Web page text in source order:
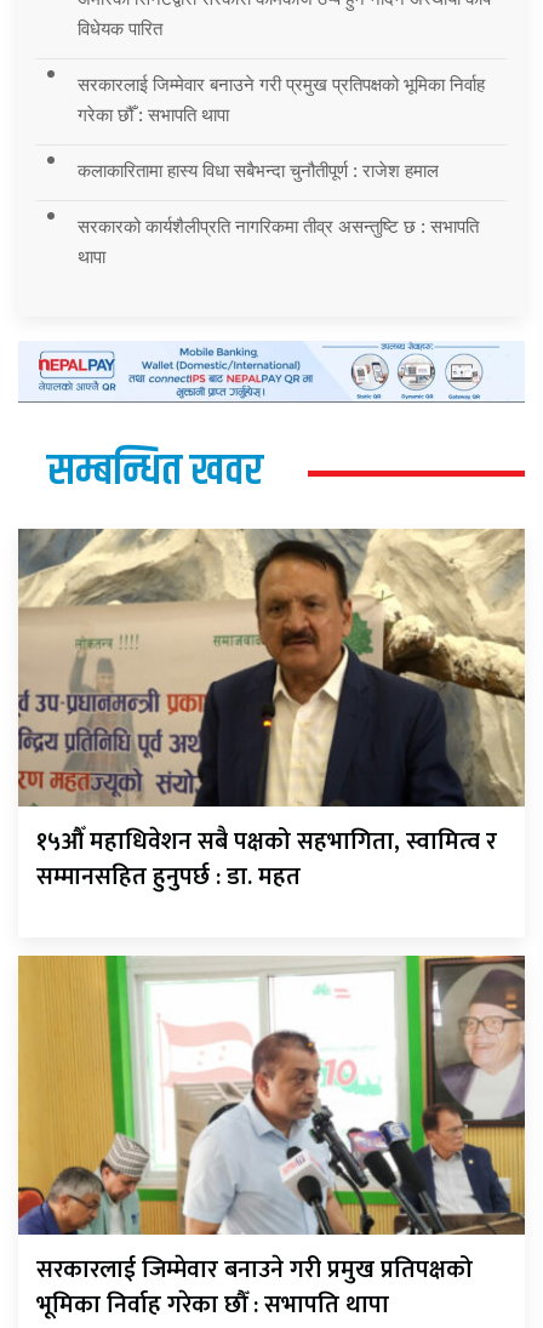
विधेयक पारित
सरकारलाई जिम्मेवार बनाउने गरी प्रमुख प्रतिपक्षको भूमिका निर्वाह
गरेका छौँ : सभापति थापा
कलाकारितामा हास्य विधा सबैभन्दा चुनौतीपूर्ण : राजेश हमाल
सरकारको कार्यशैलीप्रति नागरिकमा तीव्र असन्तुष्टि छ : सभापति
थापा
सम्बन्धित खवर
१५औँ महाधिवेशन सबै पक्षको सहभागिता, स्वामित्व र
सम्मानसहित हुनुपर्छ : डा. महत
सरकारलाई जिम्मेवार बनाउने गरी प्रमुख प्रतिपक्षको
भूमिका निर्वाह गरेका छौँ : सभापति थापा